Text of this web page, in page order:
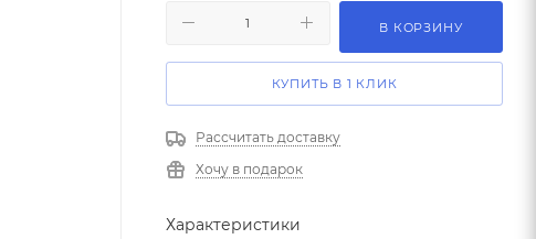
В КОРЗИНУ
КУПИТЬ В 1 КЛИК
Рассчитать доставку
Хочу в подарок
Характеристики